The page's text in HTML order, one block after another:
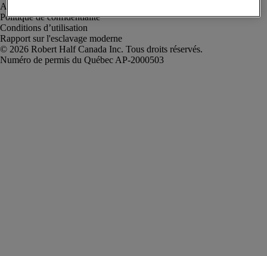
Alerte à la fraude
Politique de confidentialité
Conditions d’utilisation
Rapport sur l'esclavage moderne
Robert Half Canada Inc. Tous droits réservés.